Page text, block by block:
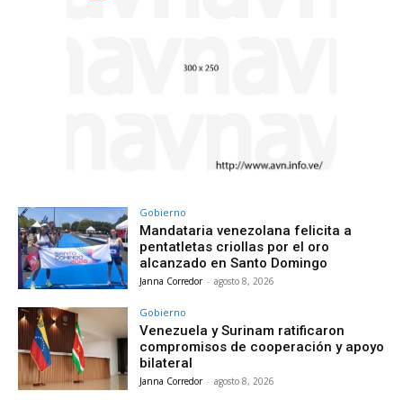
Gobierno
Mandataria venezolana felicita a
pentatletas criollas por el oro
alcanzado en Santo Domingo
Janna Corredor - agosto 8, 2026
Gobierno
Venezuela y Surinam ratificaron
compromisos de cooperación y apoyo
bilateral
Janna Corredor - agosto 8, 2026